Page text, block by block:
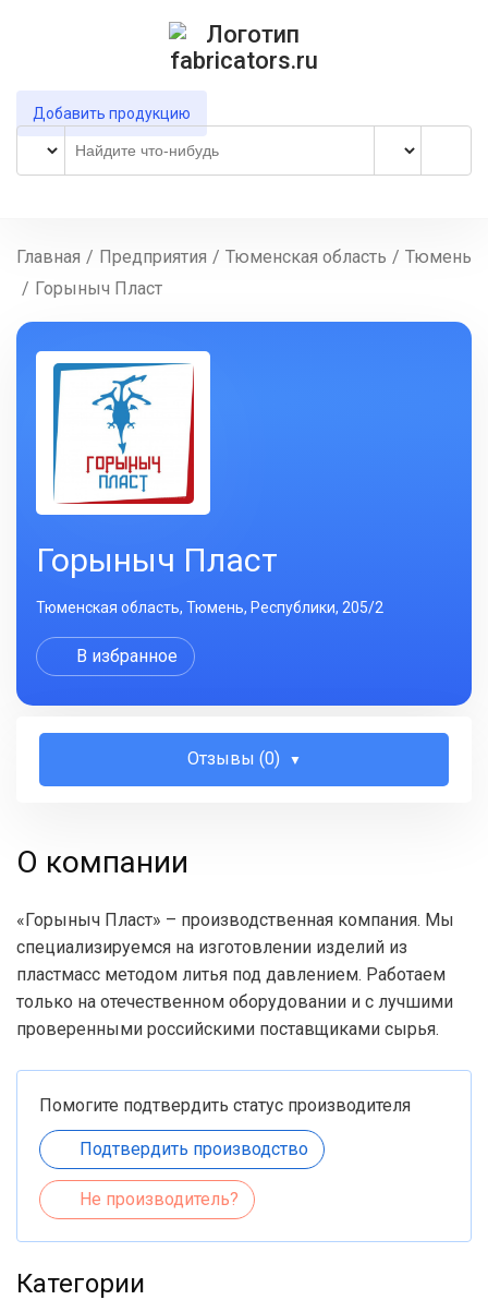
Добавить продукцию
Главная / Предприятия / Тюменская область / Тюмень
/ Горыныч Пласт
Горыныч Пласт
Тюменская область, Тюмень, Республики, 205/2
В избранное
Отзывы (0)
О компании
«Горыныч Пласт» – производственная компания. Мы
специализируемся на изготовлении изделий из
пластмасс методом литья под давлением. Работаем
только на отечественном оборудовании и с лучшими
проверенными российскими поставщиками сырья.
Помогите подтвердить статус производителя
Подтвердить производство
Не производитель?
Категории